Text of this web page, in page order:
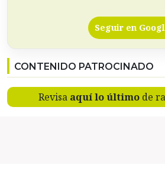
Seguir en
CONTENIDO PATROCINADO
Revisa aquí lo últimode